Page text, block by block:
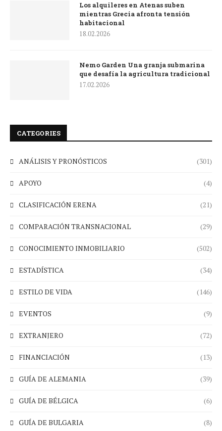
Los alquileres en Atenas suben
mientras Grecia afronta tensión
habitacional
18.02.2026
Nemo Garden Una granja submarina
que desafía la agricultura tradicional
17.02.2026
CATEGORIES
ANÁLISIS Y PRONÓSTICOS (301)
APOYO (4)
CLASIFICACIÓN ERENA (21)
COMPARACIÓN TRANSNACIONAL (29)
CONOCIMIENTO INMOBILIARIO (502)
ESTADÍSTICA (34)
ESTILO DE VIDA (146)
EVENTOS (9)
EXTRANJERO (72)
FINANCIACIÓN (13)
GUÍA DE ALEMANIA (39)
GUÍA DE BÉLGICA (6)
GUÍA DE BULGARIA (8)